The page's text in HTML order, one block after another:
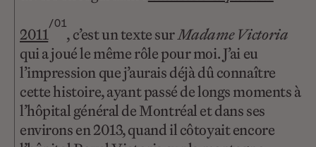
2011
/01
, c’est un texte surMadame Victoria
qui a joué le même rôle pour moi. J’ai eu
l’impression que j’aurais déjà dû connaître
cette histoire, ayant passé de longs moments à
l’hôpital général de Montréal et dans ses
environs en 2013, quand il côtoyait encore